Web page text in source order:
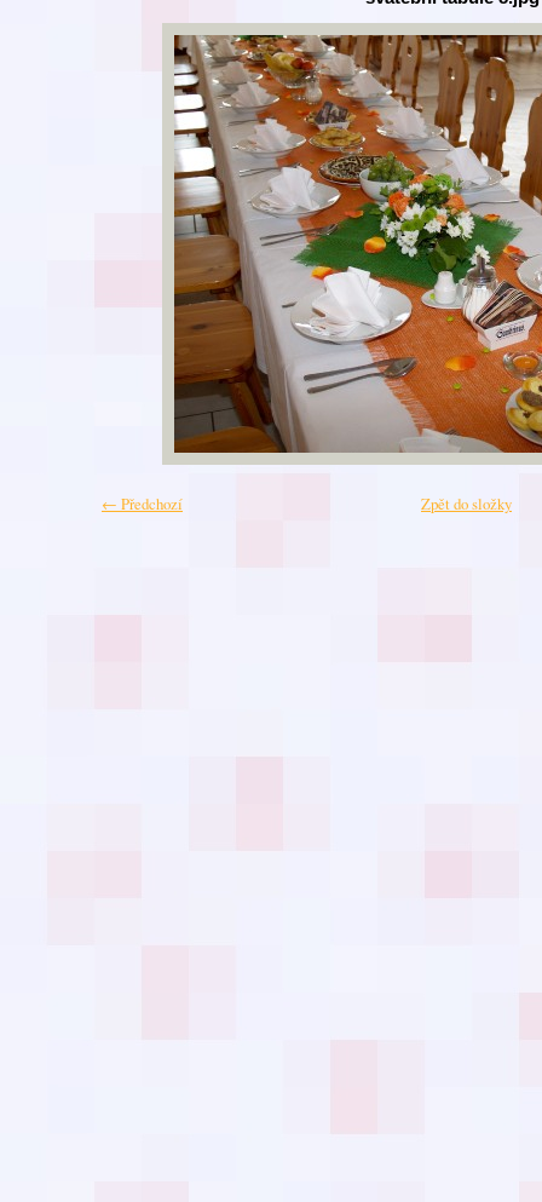
← Předchozí Zpět do složky